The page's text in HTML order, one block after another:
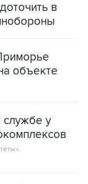
в
объекте
службе у